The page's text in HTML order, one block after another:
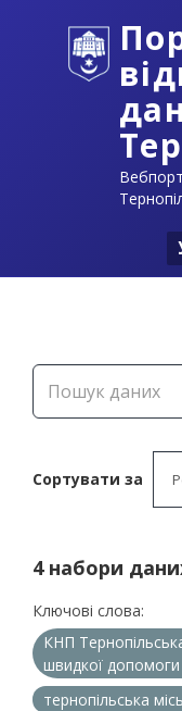
Сортувати за
4 набори
Ключові слова:
КНП
швидкої допомоги
тернопільська